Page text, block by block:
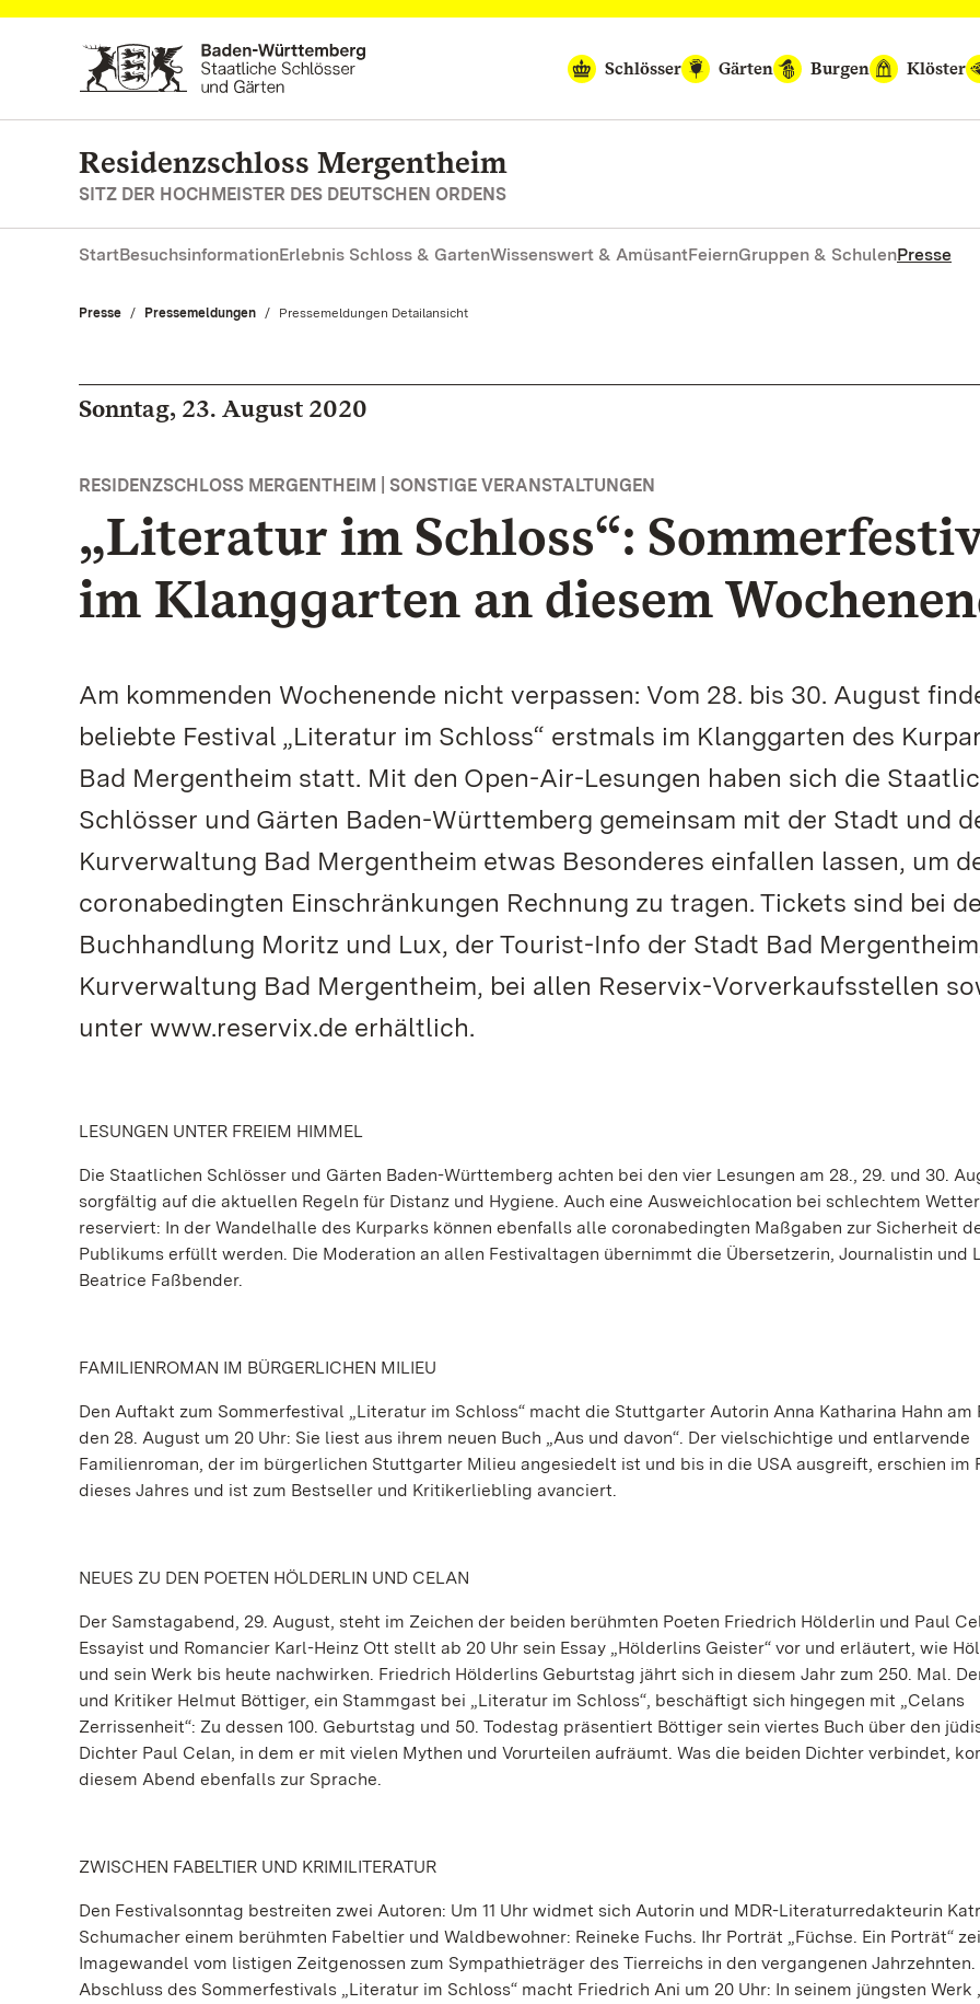
Zum Hauptinhalt springen
Schlösser
Gärten Burgen Klöster
Residenzschloss Mergentheim
SITZ DER HOCHMEISTER DES DEUTSCHEN ORDENS
StartBesuchsinformationErlebnis Schloss & GartenWissenswert & AmüsantFeiernGruppen & SchulenPresse
Presse Pressemeldungen Aktuell:
Pressemeldungen Detailansicht
Sonntag, 23. August 2020
RESIDENZSCHLOSS MERGENTHEIM | SONSTIGE VERANSTALTUNGEN
„Literatur im Schloss“:
im Klanggarten an diesem
Am kommenden Wochenende nicht verpassen: Vom 28. bis 30. August
beliebte Festival „Literatur im Schloss“ erstmals im Klanggarten des
Bad Mergentheim statt. Mit den Open-Air-Lesungen haben sich die
Schlösser und Gärten Baden-Württemberg gemeinsam mit der Stadt und
Kurverwaltung Bad Mergentheim etwas Besonderes einfallen lassen, um
coronabedingten Einschränkungen Rechnung zu tragen. Tickets sind bei
Buchhandlung Moritz und Lux, der Tourist-Info der Stadt Bad
Kurverwaltung Bad Mergentheim, bei allen Reservix-Vorverkaufsstellen
unter www.reservix.de erhältlich.
LESUNGEN UNTER FREIEM HIMMEL
Die Staatlichen Schlösser und Gärten Baden-Württemberg achten bei den vier Lesungen am 28., 29. und 30.
sorgfältig auf die aktuellen Regeln für Distanz und Hygiene. Auch eine Ausweichlocation bei schlechtem
reserviert: In der Wandelhalle des Kurparks können ebenfalls alle coronabedingten Maßgaben zur Sicherheit
Publikums erfüllt werden. Die Moderation an allen Festivaltagen übernimmt die Übersetzerin, Journalistin und
Beatrice Faßbender.
FAMILIENROMAN IM BÜRGERLICHEN MILIEU
Den Auftakt zum Sommerfestival „Literatur im Schloss“ macht die Stuttgarter Autorin Anna Katharina Hahn am
den 28. August um 20 Uhr: Sie liest aus ihrem neuen Buch „Aus und davon“. Der vielschichtige und entlarvende
Familienroman, der im bürgerlichen Stuttgarter Milieu angesiedelt ist und bis in die USA ausgreift, erschien im
dieses Jahres und ist zum Bestseller und Kritikerliebling avanciert.
NEUES ZU DEN POETEN HÖLDERLIN UND CELAN
Der Samstagabend, 29. August, steht im Zeichen der beiden berühmten Poeten Friedrich Hölderlin und Paul
Essayist und Romancier Karl-Heinz Ott stellt ab 20 Uhr sein Essay „Hölderlins Geister“ vor und erläutert, wie
und sein Werk bis heute nachwirken. Friedrich Hölderlins Geburtstag jährt sich in diesem Jahr zum 250. Mal.
und Kritiker Helmut Böttiger, ein Stammgast bei „Literatur im Schloss“, beschäftigt sich hingegen mit „Celans
Zerrissenheit“: Zu dessen 100. Geburtstag und 50. Todestag präsentiert Böttiger sein viertes Buch über den
Dichter Paul Celan, in dem er mit vielen Mythen und Vorurteilen aufräumt. Was die beiden Dichter verbindet,
diesem Abend ebenfalls zur Sprache.
ZWISCHEN FABELTIER UND KRIMILITERATUR
Den Festivalsonntag bestreiten zwei Autoren: Um 11 Uhr widmet sich Autorin und MDR-Literaturredakteurin
Schumacher einem berühmten Fabeltier und Waldbewohner: Reineke Fuchs. Ihr Porträt „Füchse. Ein Porträt“
Imagewandel vom listigen Zeitgenossen zum Sympathieträger des Tierreichs in den vergangenen Jahrzehnten.
Abschluss des Sommerfestivals „Literatur im Schloss“ macht Friedrich Ani um 20 Uhr: In seinem jüngsten Werk